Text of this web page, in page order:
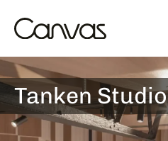
Tanken Studio